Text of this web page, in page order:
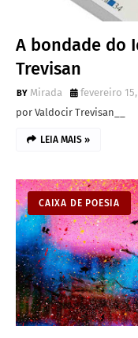
A bondade do
Trevisan
Mirada
fevereiro 15,
por Valdocir Trevisan__
LEIA MAIS »
CAIXA DE POESIA